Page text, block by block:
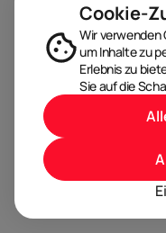
Cookie-
Wir verwenden
um Inhalte zu
Erlebnis zu
Sie auf die